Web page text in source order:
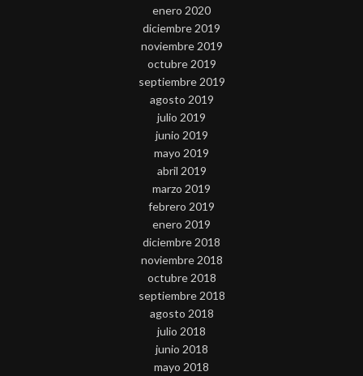
enero 2020
diciembre 2019
noviembre 2019
octubre 2019
septiembre 2019
agosto 2019
julio 2019
junio 2019
mayo 2019
abril 2019
marzo 2019
febrero 2019
enero 2019
diciembre 2018
noviembre 2018
octubre 2018
septiembre 2018
agosto 2018
julio 2018
junio 2018
mayo 2018